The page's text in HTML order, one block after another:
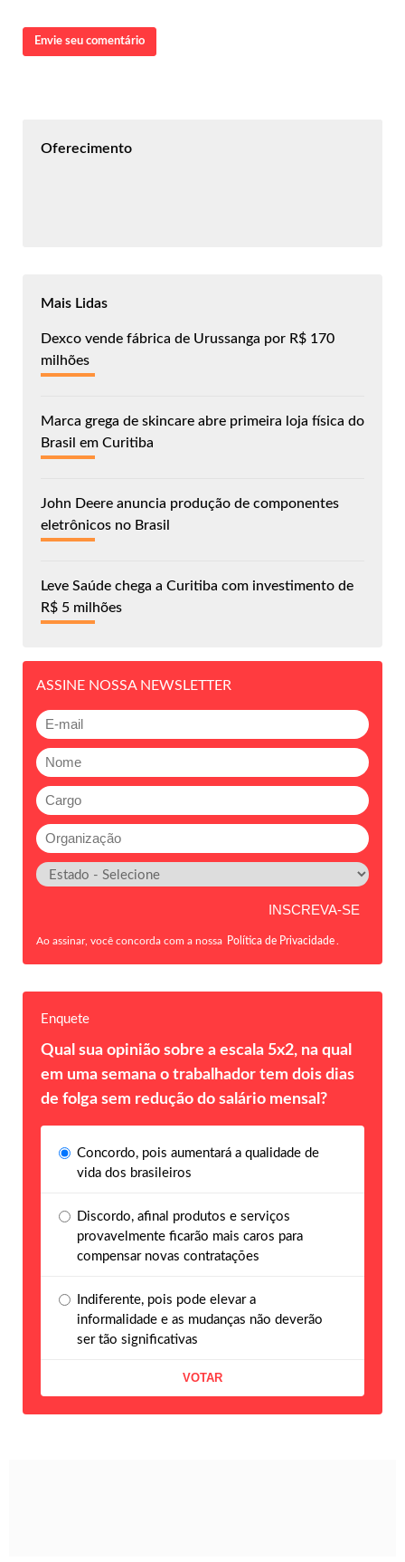
Envie seu comentário
Oferecimento
Mais Lidas
Dexco vende fábrica de Urussanga por R$ 170
milhões
Marca grega de skincare abre primeira loja física do
Brasil em Curitiba
John Deere anuncia produção de componentes
eletrônicos no Brasil
Leve Saúde chega a Curitiba com investimento de
R$ 5 milhões
ASSINE NOSSA NEWSLETTER
Ao assinar, você concorda com a nossa Política de Privacidade
Enquete
Qual sua opinião sobre a escala 5x2, na qual
em uma semana o trabalhador tem dois dias
de folga sem redução do salário mensal?
Concordo, pois aumentará a qualidade de
vida dos brasileiros
Discordo, afinal produtos e serviços
provavelmente ficarão mais caros para
compensar novas contratações
Indiferente, pois pode elevar a
informalidade e as mudanças não deverão
ser tão significativas